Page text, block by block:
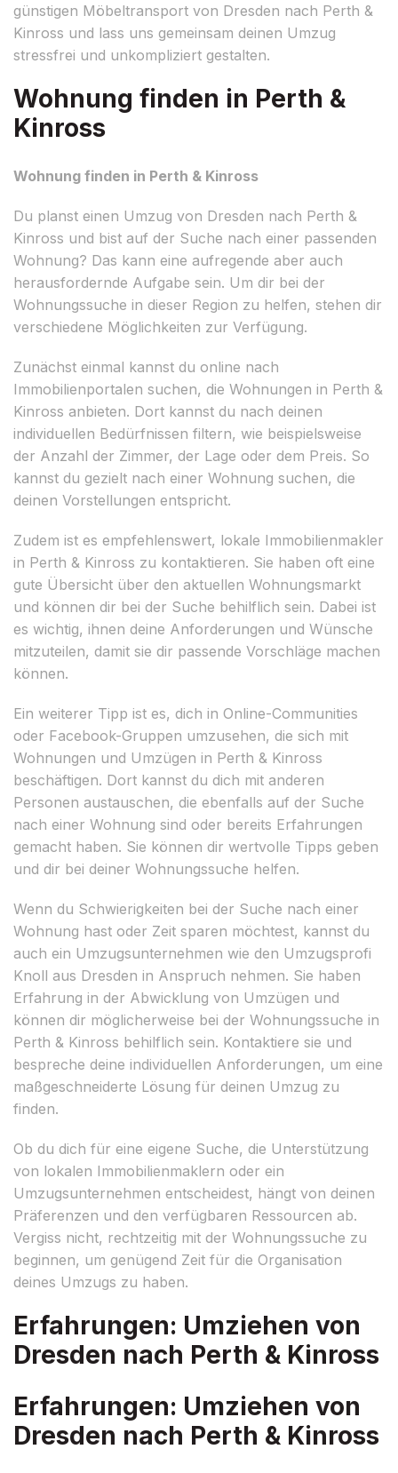
günstigen Möbeltransport von Dresden nach Perth &
Kinross und lass uns gemeinsam deinen Umzug
stressfrei und unkompliziert gestalten.
Wohnung finden in Perth &
Kinross
Wohnung finden in Perth & Kinross
Du planst einen Umzug von Dresden nach Perth &
Kinross und bist auf der Suche nach einer passenden
Wohnung? Das kann eine aufregende aber auch
herausfordernde Aufgabe sein. Um dir bei der
Wohnungssuche in dieser Region zu helfen, stehen dir
verschiedene Möglichkeiten zur Verfügung.
Zunächst einmal kannst du online nach
Immobilienportalen suchen, die Wohnungen in Perth &
Kinross anbieten. Dort kannst du nach deinen
individuellen Bedürfnissen filtern, wie beispielsweise
der Anzahl der Zimmer, der Lage oder dem Preis. So
kannst du gezielt nach einer Wohnung suchen, die
deinen Vorstellungen entspricht.
Zudem ist es empfehlenswert, lokale Immobilienmakler
in Perth & Kinross zu kontaktieren. Sie haben oft eine
gute Übersicht über den aktuellen Wohnungsmarkt
und können dir bei der Suche behilflich sein. Dabei ist
es wichtig, ihnen deine Anforderungen und Wünsche
mitzuteilen, damit sie dir passende Vorschläge machen
können.
Ein weiterer Tipp ist es, dich in Online-Communities
oder Facebook-Gruppen umzusehen, die sich mit
Wohnungen und Umzügen in Perth & Kinross
beschäftigen. Dort kannst du dich mit anderen
Personen austauschen, die ebenfalls auf der Suche
nach einer Wohnung sind oder bereits Erfahrungen
gemacht haben. Sie können dir wertvolle Tipps geben
und dir bei deiner Wohnungssuche helfen.
Wenn du Schwierigkeiten bei der Suche nach einer
Wohnung hast oder Zeit sparen möchtest, kannst du
auch ein Umzugsunternehmen wie den Umzugsprofi
Knoll aus Dresden in Anspruch nehmen. Sie haben
Erfahrung in der Abwicklung von Umzügen und
können dir möglicherweise bei der Wohnungssuche in
Perth & Kinross behilflich sein. Kontaktiere sie und
bespreche deine individuellen Anforderungen, um eine
maßgeschneiderte Lösung für deinen Umzug zu
finden.
Ob du dich für eine eigene Suche, die Unterstützung
von lokalen Immobilienmaklern oder ein
Umzugsunternehmen entscheidest, hängt von deinen
Präferenzen und den verfügbaren Ressourcen ab.
Vergiss nicht, rechtzeitig mit der Wohnungssuche zu
beginnen, um genügend Zeit für die Organisation
deines Umzugs zu haben.
Erfahrungen: Umziehen von
Dresden nach Perth & Kinross
Erfahrungen: Umziehen von
Dresden nach Perth & Kinross